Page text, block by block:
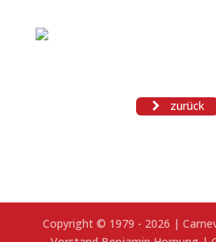
zurück
Copyright © 1979 - 2026 |